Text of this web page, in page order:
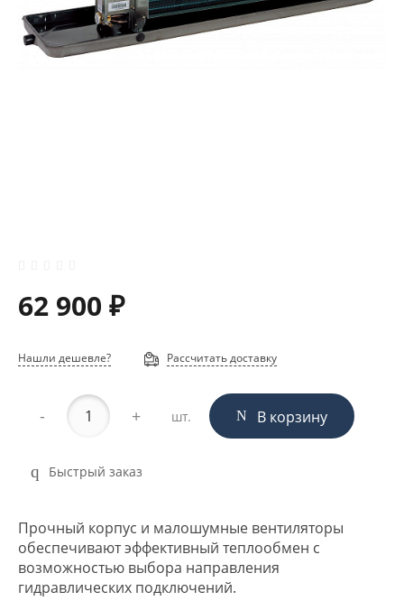
62 900 ₽
Нашли дешевле? Рассчитать доставку
- + шт. В корзину
Быстрый заказ
Прочный корпус и малошумные вентиляторы
обеспечивают эффективный теплообмен с
возможностью выбора направления
гидравлических подключений.